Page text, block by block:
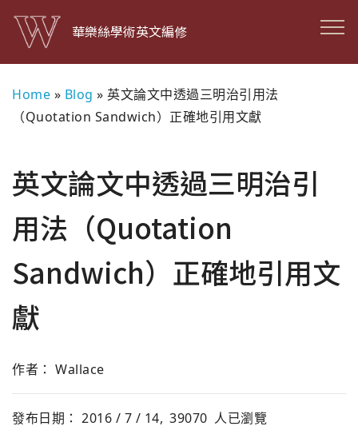
華樂絲學術英文編修
Home » Blog » 英文論文中透過三明治引用法
（Quotation Sandwich）正確地引用文獻
英文論文中透過三明治引
用法（Quotation
Sandwich）正確地引用文
獻
作者： Wallace
發布日期： 2016 / 7 / 14, 39070 人已瀏覽